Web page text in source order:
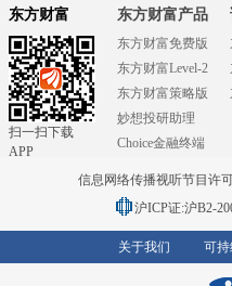
东方财富
扫一扫下载
APP
东方财富产品
东方财富免费版
东方财富Level-2
东方财富策略版
妙想投研助理
Choice金融终端
信息网络传播视听节目许
沪ICP证:沪B2-
关于我们 可持